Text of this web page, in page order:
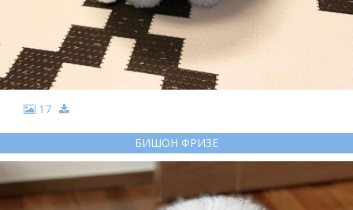
17
БИШОН ФРИЗЕ